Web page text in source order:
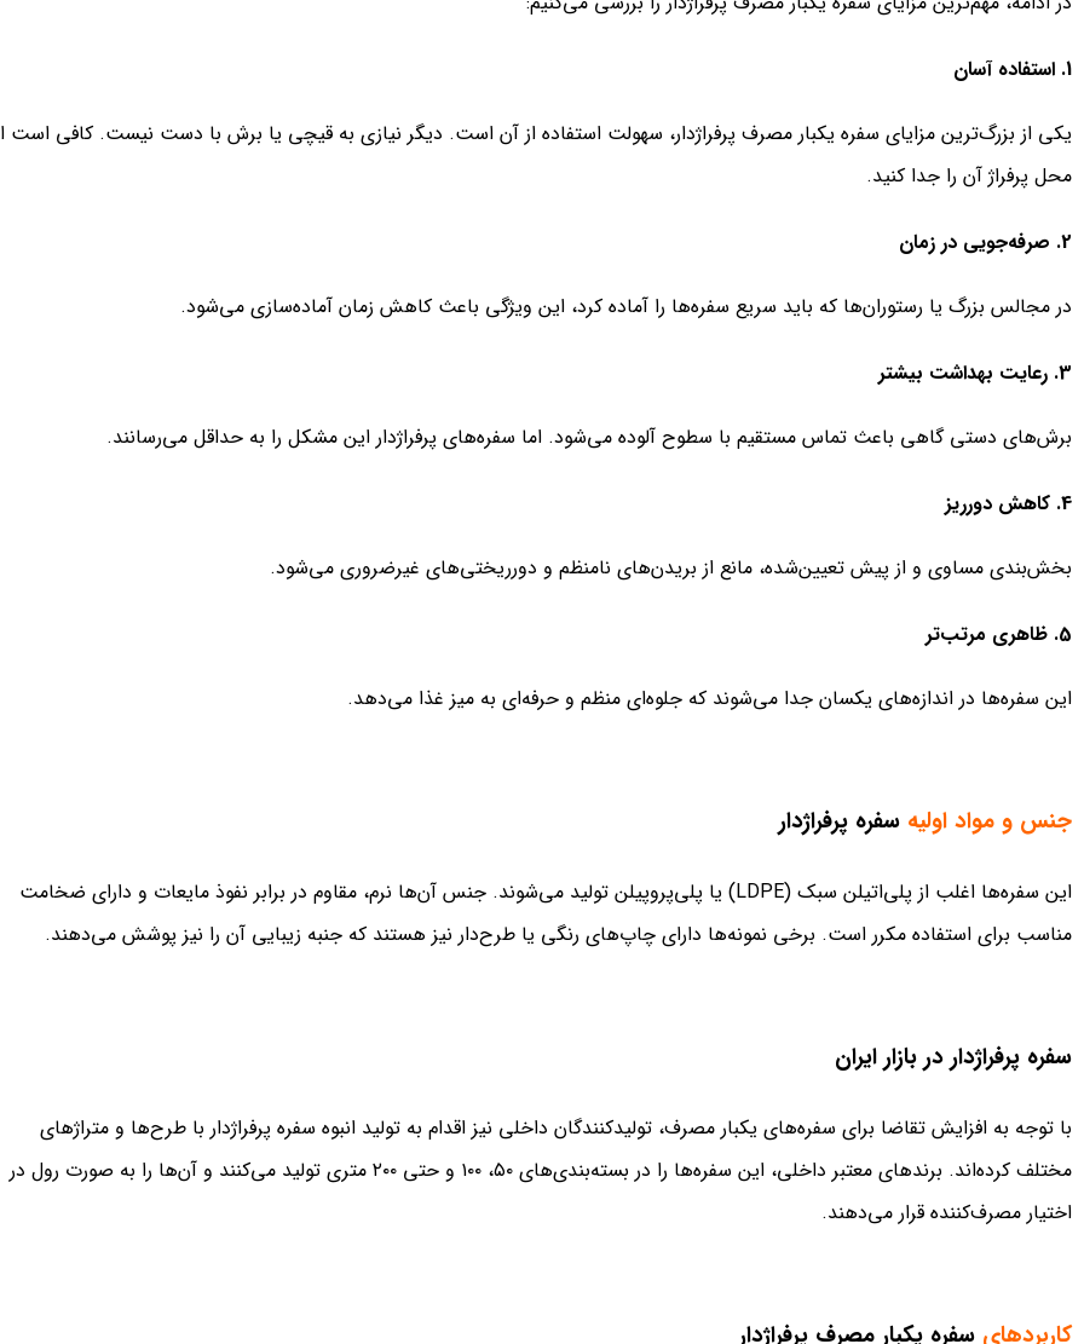
1. استفاده آسان
یکی از بزرگ‌ترین مزایای سفره یکبار مصرف پرفراژدار، سهولت استفاده از آن است. دیگر نیازی به قیچی یا برش با دست نیست. کافی است
محل پرفراژ آن را جدا کنید.
2. صرفه‌جویی در زمان
در مجالس بزرگ یا رستوران‌ها که باید سریع سفره‌ها را آماده کرد، این ویژگی باعث کاهش زمان آماده‌سازی می‌شود.
3. رعایت بهداشت بیشتر
برش‌های دستی گاهی باعث تماس مستقیم با سطوح آلوده می‌شود. اما سفره‌های پرفراژدار این مشکل را به حداقل می‌رسانند.
4. کاهش دورریز
بخش‌بندی مساوی و از پیش‌ تعیین‌شده، مانع از بریدن‌های نامنظم و دورریختی‌های غیرضروری می‌شود.
5. ظاهری مرتب‌تر
این سفره‌ها در اندازه‌های یکسان جدا می‌شوند که جلوه‌ای منظم و حرفه‌ای به میز غذا می‌دهد.
جنس و مواد اولیه سفره پرفراژدار
این سفره‌ها اغلب از پلی‌اتیلن سبک (LDPE) یا پلی‌پروپیلن تولید می‌شوند. جنس آن‌ها نرم، مقاوم در برابر نفوذ مایعات و دارای ضخامت
مناسب برای استفاده مکرر است. برخی نمونه‌ها دارای چاپ‌های رنگی یا طرح‌دار نیز هستند که جنبه زیبایی آن را نیز پوشش می‌دهند.
سفره پرفراژدار در بازار ایران
با توجه به افزایش تقاضا برای سفره‌های یکبار مصرف، تولیدکنندگان داخلی نیز اقدام به تولید انبوه سفره پرفراژدار با طرح‌ها و متراژهای
مختلف کرده‌اند. برندهای معتبر داخلی، این سفره‌ها را در بسته‌بندی‌های ۵۰، ۱۰۰ و حتی ۲۰۰ متری تولید می‌کنند و آن‌ها را به صورت رول در
اختیار مصرف‌کننده قرار می‌دهند.
کاربردهای سفره یکبار مصرف پرفراژدار